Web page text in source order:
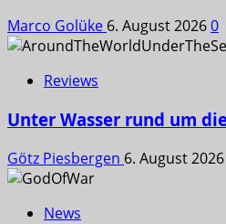
Marco Golüke 6. August 20260
Reviews
Unter Wasser rund um
Götz Piesbergen 6. August 2026
News